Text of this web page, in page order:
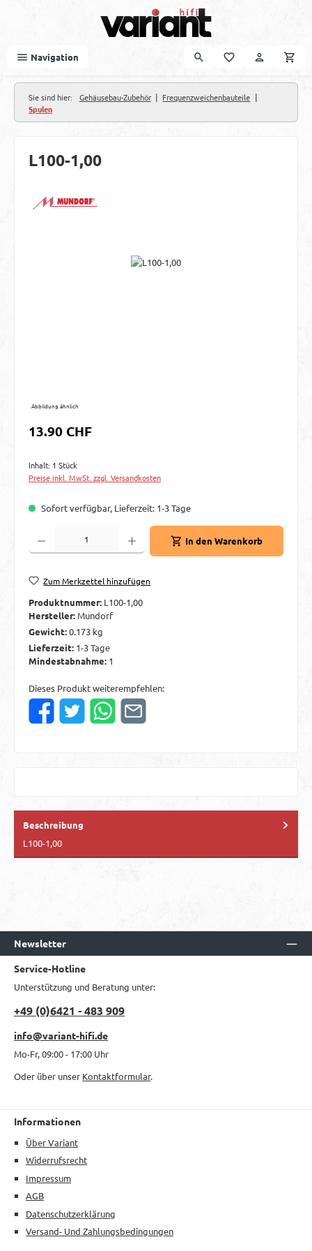
Navigation
Sie sind hier: Gehäusebau-Zubehör | Frequenzweichenbauteile |
Spulen
L100-1,00
Bildergalerie überspringen
Abbildung ähnlich
Regulärer Preis:
13.90 CHF
Inhalt: 1 Stück
Preise inkl. MwSt. zzgl. Versandkosten
Sofort verfügbar, Lieferzeit: 1-3 Tage
Produkt Anzahl: Gib den gewünschten Wert ein oder benutze die Schaltflächen
In den Warenkorb
Zum Merkzettel hinzufügen
Produktnummer: L100-1,00
Hersteller: Mundorf
Gewicht:0.173 kg
Lieferzeit: 1-3 Tage
Mindestabnahme: 1
Dieses Produkt weiterempfehlen:
Beschreibung
L100-1,00
Newsletter
Service-Hotline
Unterstützung und Beratung unter:
+49 (0)6421 - 483 909
info@variant-hifi.de
Mo-Fr, 09:00 - 17:00 Uhr
Oder über unser Kontaktformular.
Informationen
Über Variant
Widerrufsrecht
Impressum
AGB
Datenschutzerklärung
Versand- Und Zahlungsbedingungen